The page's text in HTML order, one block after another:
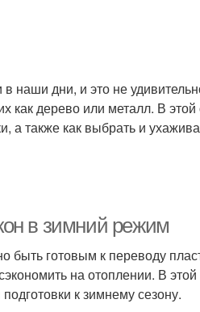
наши дни, и это не
как дерево или металл. В
а также как выбрать и
в зимний режим
быть готовым к переводу
на отоплении. В
к зимнему сезону.